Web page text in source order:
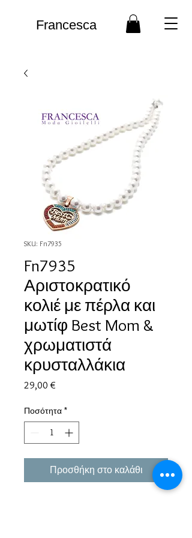
Francesca
SKU: Fn7935
Fn7935
Αριστοκρατικό
κολιέ με πέρλα και
μωτίφ Best Mom &
χρωματιστά
κρυσταλλάκια
29,00 €
Ποσότητα *
Προσθήκη στο καλάθι